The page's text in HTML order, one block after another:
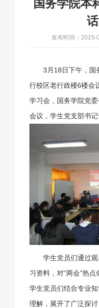
国务学院本
发布时间：2015-
3月18日下午，国
行校区老行政楼6楼会
学习会 ，国务学院党
会议，学生党支部书记
学生党员们通过
习资料，对“两会”热
学生党员们结合专业
理解，展开了广泛探